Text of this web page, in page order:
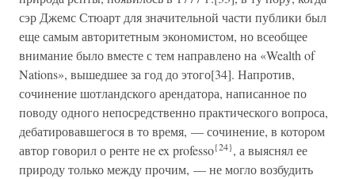
сэр Джемс Стюарт для значительной части публики был
еще самым авторитетным экономистом, но всеобщее
внимание было вместе с тем направлено на «Wealth of
Nations», вышедшее за год до этого[34]. Напротив,
сочинение шотландского арендатора, написанное по
поводу одного непосредственно практического вопроса,
дебатировавшегося в то время, — сочинение, в котором
автор говорил о ренте не ex professo{24}, а выяснял ее
природу только между прочим, — не могло возбудить